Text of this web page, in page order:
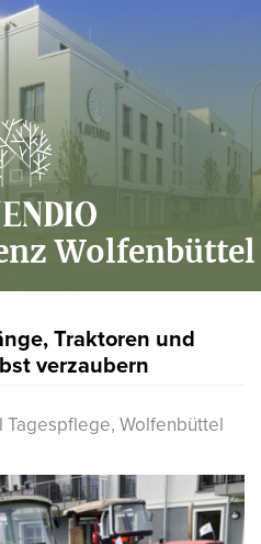
Wolfenbüttel
Traktoren und
verzaubern
Wolfenbüttel